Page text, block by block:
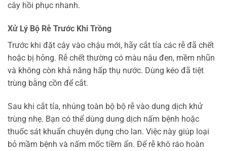
cây hồi phục nhanh.
Xử Lý Bộ Rễ Trước Khi Trồng
Trước khi đặt cây vào chậu mới, hãy cắt tỉa các rễ đã chết
hoặc bị hỏng. Rễ chết thường có màu nâu đen, mềm nhũn
và không còn khả năng hấp thụ nước. Dùng kéo đã tiệt
trùng bằng cồn để cắt.
Sau khi cắt tỉa, nhúng toàn bộ bộ rễ vào dung dịch khử
trùng nhẹ. Bạn có thể dùng dung dịch nấm bệnh hoặc
thuốc sát khuẩn chuyên dụng cho lan. Việc này giúp loại
bỏ mầm bệnh và nấm mốc tiềm ẩn. Để rễ khô ráo hoàn